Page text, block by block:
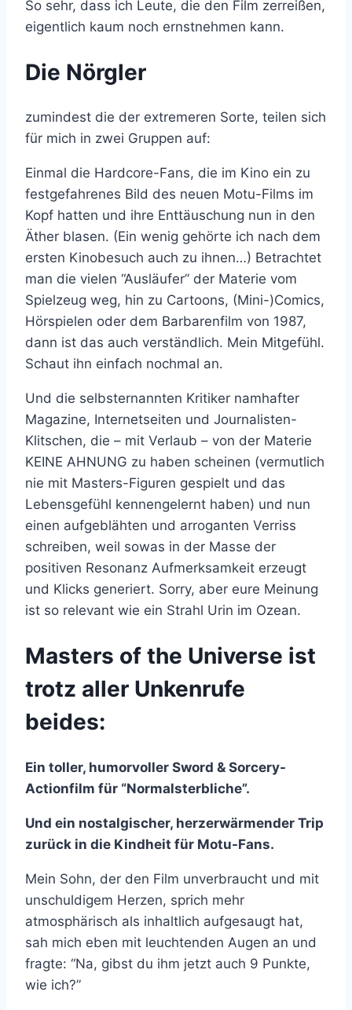
So sehr, dass ich Leute, die den Film zerreißen,
eigentlich kaum noch ernstnehmen kann.
Die Nörgler
zumindest die der extremeren Sorte, teilen sich
für mich in zwei Gruppen auf:
Einmal die Hardcore-Fans, die im Kino ein zu
festgefahrenes Bild des neuen Motu-Films im
Kopf hatten und ihre Enttäuschung nun in den
Äther blasen. (Ein wenig gehörte ich nach dem
ersten Kinobesuch auch zu ihnen…) Betrachtet
man die vielen “Ausläufer” der Materie vom
Spielzeug weg, hin zu Cartoons, (Mini-)Comics,
Hörspielen oder dem Barbarenfilm von 1987,
dann ist das auch verständlich. Mein Mitgefühl.
Schaut ihn einfach nochmal an.
Und die selbsternannten Kritiker namhafter
Magazine, Internetseiten und Journalisten-
Klitschen, die – mit Verlaub – von der Materie
KEINE AHNUNG zu haben scheinen (vermutlich
nie mit Masters-Figuren gespielt und das
Lebensgefühl kennengelernt haben) und nun
einen aufgeblähten und arroganten Verriss
schreiben, weil sowas in der Masse der
positiven Resonanz Aufmerksamkeit erzeugt
und Klicks generiert. Sorry, aber eure Meinung
ist so relevant wie ein Strahl Urin im Ozean.
Masters of the Universe ist
trotz aller Unkenrufe
beides:
Ein toller, humorvoller Sword & Sorcery-
Actionfilm für “Normalsterbliche”.
Und ein nostalgischer, herzerwärmender Trip
zurück in die Kindheit für Motu-Fans.
Mein Sohn, der den Film unverbraucht und mit
unschuldigem Herzen, sprich mehr
atmosphärisch als inhaltlich aufgesaugt hat,
sah mich eben mit leuchtenden Augen an und
fragte: “Na, gibst du ihm jetzt auch 9 Punkte,
wie ich?”